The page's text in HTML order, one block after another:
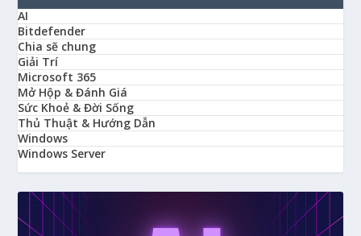
AI
Bitdefender
Chia sẽ chung
Giải Trí
Microsoft 365
Mở Hộp & Đánh Giá
Sức Khoẻ & Đời Sống
Thủ Thuật & Hướng Dẫn
Windows
Windows Server